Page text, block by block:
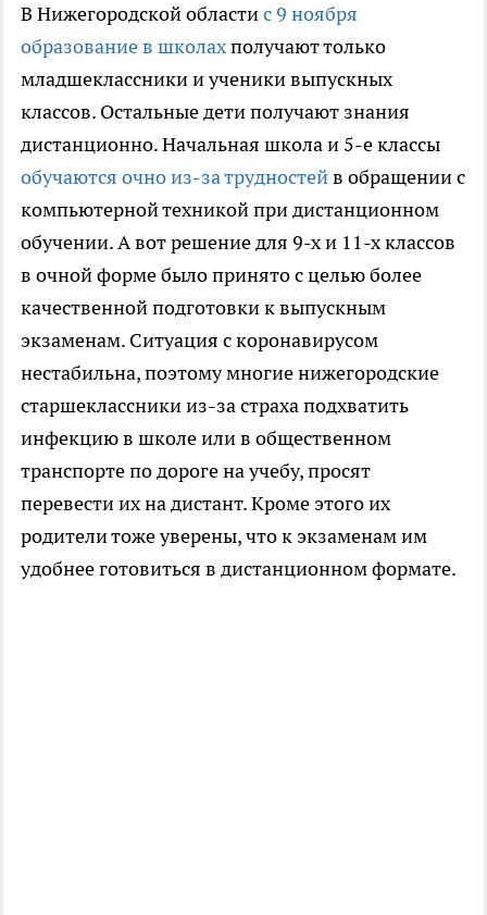
В Нижегородской областис 9 ноября
образование в школахполучают только
младшеклассники и ученики выпускных
классов. Остальные дети получают знания
дистанционно. Начальная школа и 5-е классы
обучаются очно из-за трудностейв обращении с
компьютерной техникой при дистанционном
обучении. А вот решение для 9-х и 11-х классов
в очной форме было принято с целью более
качественной подготовки к выпускным
экзаменам. Ситуация с коронавирусом
нестабильна, поэтому многие нижегородские
старшеклассники из-за страха подхватить
инфекцию в школе или в общественном
транспорте по дороге на учебу, просят
перевести их на дистант. Кроме этого их
родители тоже уверены, что к экзаменам им
удобнее готовиться в дистанционном формате.